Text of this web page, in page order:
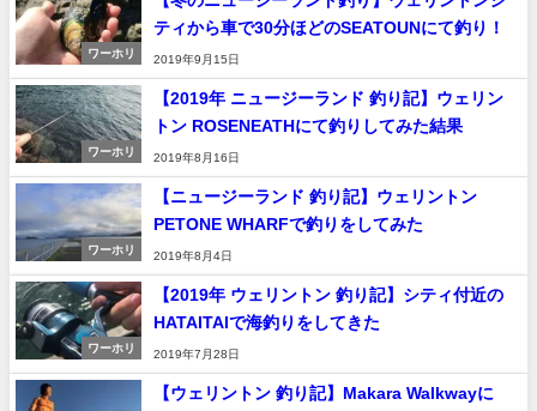
ワーホリ
ティから車で30分ほどのSEATOUNにて釣り！
2019年9月15日
ワーホリ
【2019年 ニュージーランド 釣り記】ウェリン
トン ROSENEATHにて釣りしてみた結果
2019年8月16日
ワーホリ
【ニュージーランド 釣り記】ウェリントン
PETONE WHARFで釣りをしてみた
2019年8月4日
ワーホリ
【2019年 ウェリントン 釣り記】シティ付近の
HATAITAIで海釣りをしてきた
2019年7月28日
【ウェリントン 釣り記】Makara Walkwayに